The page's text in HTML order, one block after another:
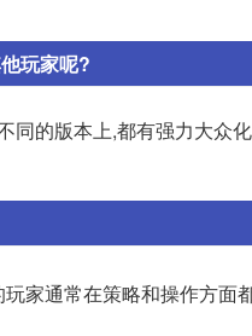
玩家呢?
的版本上,都有强力大众
玩家通常在策略和操作方面